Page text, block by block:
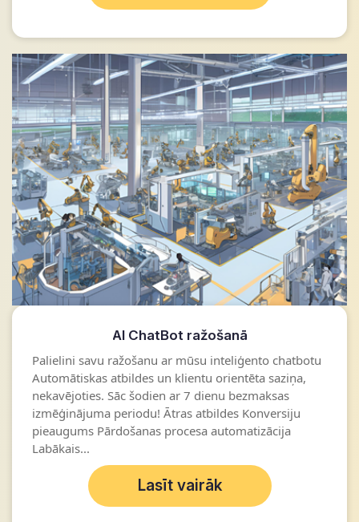
AI ChatBot ražošanā
Palielini savu ražošanu ar mūsu inteliģento chatbotu
Automātiskas atbildes un klientu orientēta saziņa,
nekavējoties. Sāc šodien ar 7 dienu bezmaksas
izmēģinājuma periodu! Ātras atbildes Konversiju
pieaugums Pārdošanas procesa automatizācija
Labākais...
Lasīt vairāk